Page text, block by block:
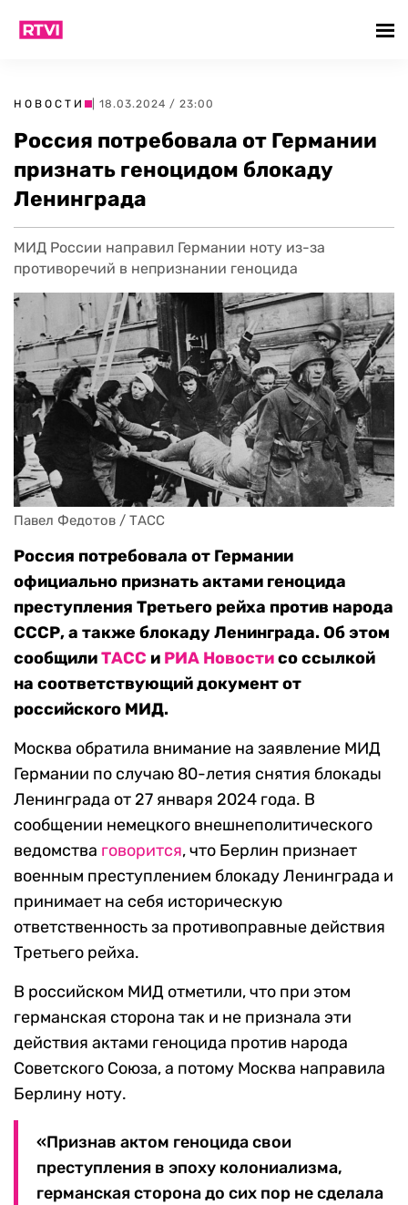
НОВОСТИ | 18.03.2024 / 23:00
Россия потребовала от Германии
признать геноцидом блокаду
Ленинграда
МИД России направил Германии ноту из-за
противоречий в непризнании геноцида
Павел Федотов / ТАСС
Россия потребовала от Германии
официально признать актами геноцида
преступления Третьего рейха против народа
СССР, а также блокаду Ленинграда. Об этом
сообщилиТАСС и РИА Новостисо ссылкой
на соответствующий документ от
российского МИД.
Москва обратила внимание на заявление МИД
Германии по случаю 80-летия снятия блокады
Ленинграда от 27 января 2024 года. В
сообщении немецкого внешнеполитического
ведомства говорится, что Берлин признает
военным преступлением блокаду Ленинграда и
принимает на себя историческую
ответственность за противоправные действия
Третьего рейха.
В российском МИД отметили, что при этом
германская сторона так и не признала эти
действия актами геноцида против народа
Советского Союза, а потому Москва направила
Берлину ноту.
«Признав актом геноцида свои
преступления в эпоху колониализма,
германская сторона до сих пор не сделала